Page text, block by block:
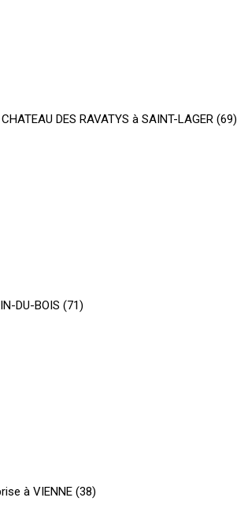
DES RAVATYS à SAINT-LAGER (69)
DU-BOIS (71)
à VIENNE (38)